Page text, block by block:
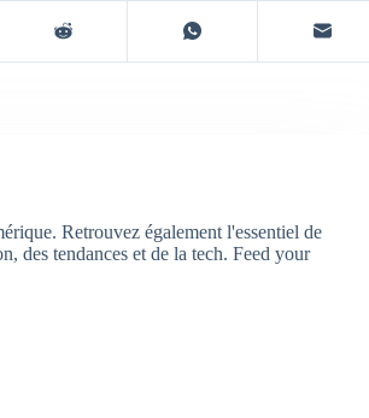
Retrouvez également l'essentiel de
des tendances et de la tech. Feed your